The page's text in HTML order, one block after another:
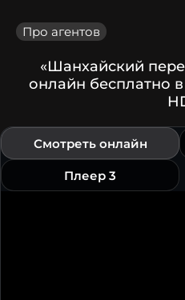
Про агентов
«Шанхайский
онлайн бесплатно
Смотреть онлайн
Плеер 3